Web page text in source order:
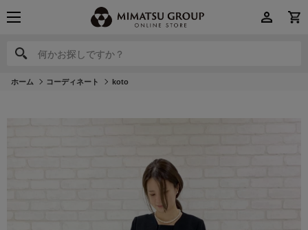
何かお探しですか？
何かお探しですか？
ホーム コーディネート koto